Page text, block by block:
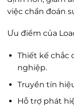
việc chẩn đoán
Ưu điểm của
Thiết kế chắc
nghiệp.
Truyền tín
Hỗ trợ phát